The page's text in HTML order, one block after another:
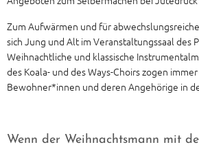
Zum Aufwärmen und für
sich Jung und Alt im Veranstaltungssaal des
Weihnachtliche und klassische
des Koala- und des Ways-Choirs zogen
Bewohner*innen und deren Angehörige in
Wenn der Weihnachtsmann mit